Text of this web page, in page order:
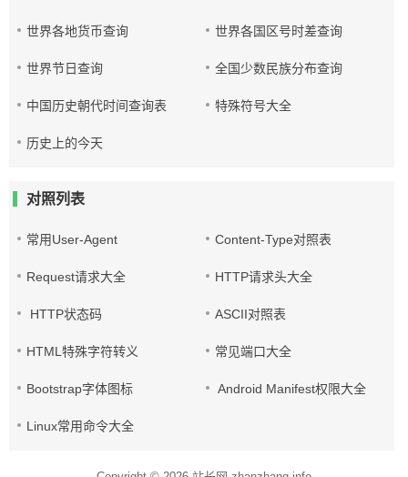
世界各地货币查询 世界各国区号时差查询
世界节日查询 全国少数民族分布查询
中国历史朝代时间查询表 特殊符号大全
历史上的今天
对照列表
常用User-Agent Content-Type对照表
Request请求大全 HTTP请求头大全
HTTP状态码 ASCII对照表
HTML特殊字符转义 常见端口大全
Bootstrap字体图标 Android Manifest权限大全
Linux常用命令大全